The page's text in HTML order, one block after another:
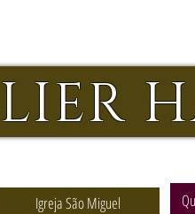
Igreja São Miguel